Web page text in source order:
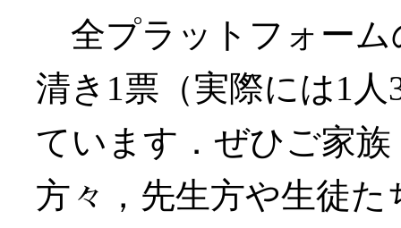
全プラットフォーム
清き1票（実際には1
ています．ぜひご家
方々，先生方や生徒